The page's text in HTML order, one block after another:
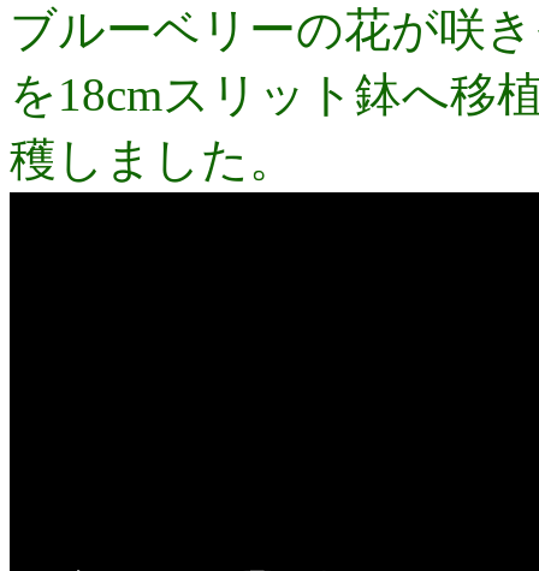
ブルーベリーの花が咲
を18cmスリット鉢へ移
穫しました。